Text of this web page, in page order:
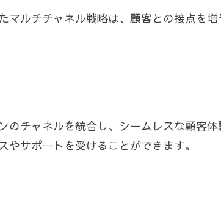
ルチチャネル戦略は、顧客との接点を
チャネルを統合し、シームレスな顧客体
サポートを受けることができます。